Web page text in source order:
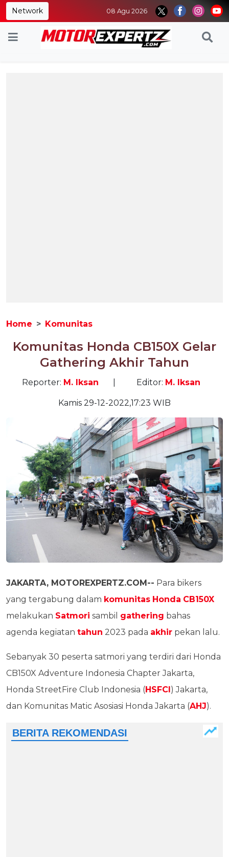
Network 08 Agu 2026
Home Komunitas
Komunitas Honda CB150X Gelar
Gathering Akhir Tahun
Reporter: M. Iksan Editor: M. Iksan
Kamis 29-12-2022,17:23 WIB
JAKARTA, MOTOREXPERTZ.COM-- Para bikers
yang tergabung dalam komunitas Honda CB150X
melakukan Satmori sambil gathering bahas
agenda kegiatan tahun 2023 pada akhir pekan lalu.
Sebanyak 30 peserta satmori yang terdiri dari Honda
CB150X Adventure Indonesia Chapter Jakarta,
Honda StreetFire Club Indonesia (HSFCI) Jakarta,
dan Komunitas Matic Asosiasi Honda Jakarta (AHJ).